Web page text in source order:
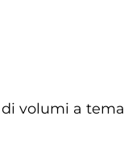
volumi a tema